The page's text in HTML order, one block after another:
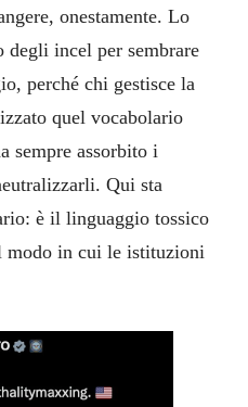
onestamente. Lo
degli incel per sembrare
perché chi gestisce la
quel vocabolario
sempre assorbito i
Qui sta
è il linguaggio tossico
modo in cui le istituzioni